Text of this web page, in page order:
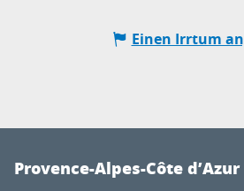
Einen Irrtum
Provence-Alpes-Côte